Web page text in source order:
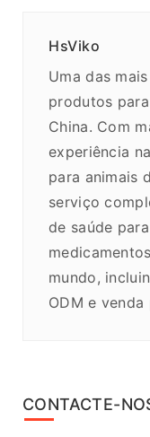
HsViko
Uma das
produtos
China. Com
experiência
para animais
serviço
de saúde
mundo,
ODM e
CONTACTE-